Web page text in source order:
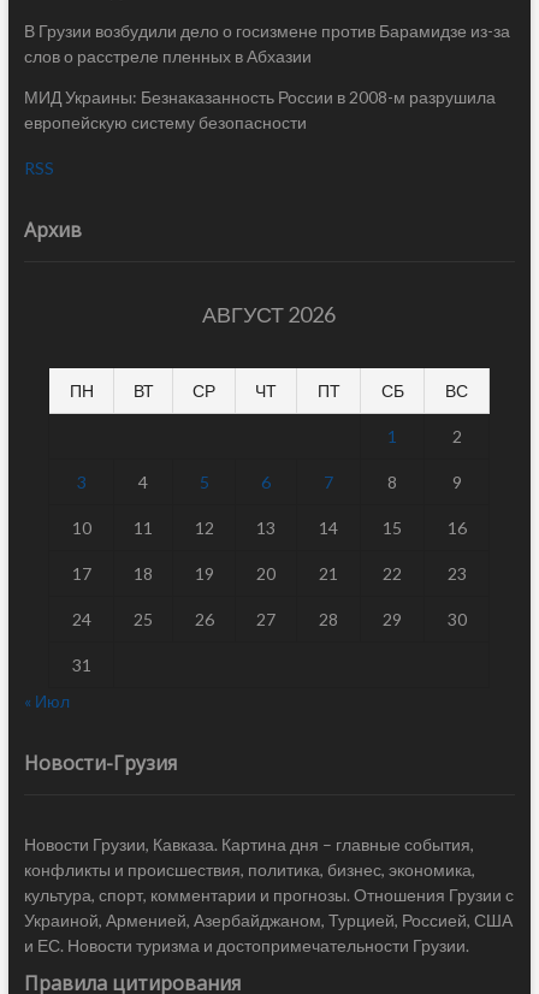
В Грузии возбудили дело о госизмене против Барамидзе из-за
слов о расстреле пленных в Абхазии
МИД Украины: Безнаказанность России в 2008-м разрушила
европейскую систему безопасности
RSS
Архив
АВГУСТ 2026
ПН ВТ СР ЧТ ПТ СБ ВС
1 2
3 4 5 6 7 8 9
10 11 12 13 14 15 16
17 18 19 20 21 22 23
24 25 26 27 28 29 30
31
« Июл
Новости-Грузия
Новости Грузии, Кавказа. Картина дня – главные события,
конфликты и происшествия, политика, бизнес, экономика,
культура, спорт, комментарии и прогнозы. Отношения Грузии с
Украиной, Арменией, Азербайджаном, Турцией, Россией, США
и ЕС. Новости туризма и достопримечательности Грузии.
Правила цитирования